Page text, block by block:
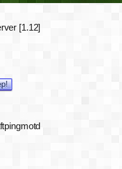
[1.12]